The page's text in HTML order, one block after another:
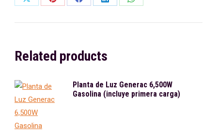
Share
Share
Share
Share
Share
Related products
Planta de Luz Generac 6,500W
Gasolina (incluye primera carga)